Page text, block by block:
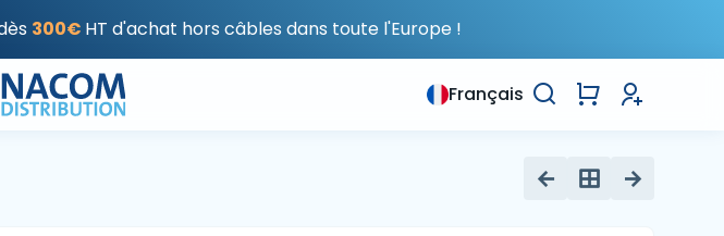
300€ HT d'achat hors câbles dans toute l'Europe !
Français